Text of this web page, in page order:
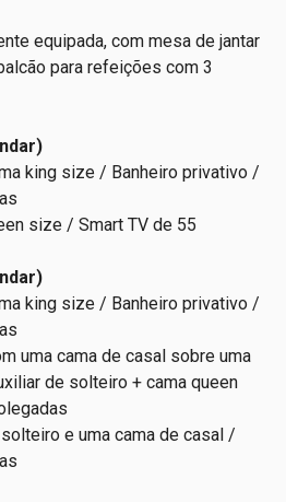
equipada, com mesa de jantar
para refeições com 3
king size / Banheiro privativo /
size / Smart TV de 55
king size / Banheiro privativo /
uma cama de casal sobre uma
de solteiro + cama queen
e uma cama de casal /